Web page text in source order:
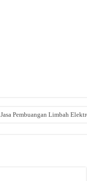
Jasa Pembuangan Limbah